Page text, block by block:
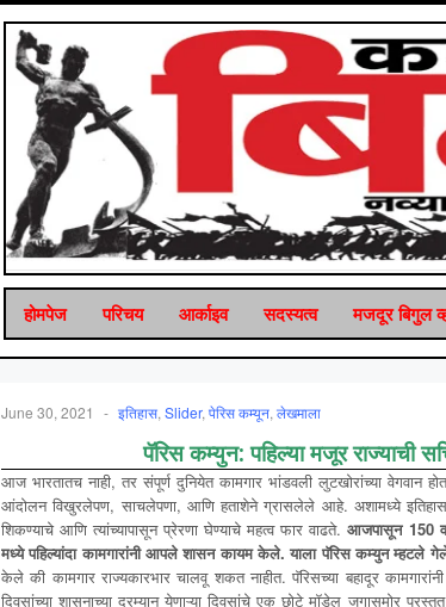
होमपेज परिचय आर्काइव सदस्यत्व मजदूर बिगुल
June 30, 2021 - इतिहास, Slider, पेरिस कम्यून, लेखमाला
पॅरिस कम्युन:पहिल्या मजूर राज्याची
आज भारतातच नाही, तर संपूर्ण दुनियेत कामगार भांडवली लुटखोरांच्या वेगवान
आंदोलन विखुरलेपण, साचलेपणा, आणि हताशेने ग्रासलेले आहे. अशामध्ये
शिकण्याचे आणि त्यांच्यापासून प्रेरणा घेण्याचे महत्व फार वाढते.आजपासून150
मध्ये पहिल्यांदा कामगारांनी आपले शासन कायम केले.याला पॅरिस कम्युन म्हटले
केले की कामगार राज्यकारभार चालवू शकत नाहीत. पॅरिसच्या बहादूर
दिवसांच्या शासनाच्या दरम्यान येणाऱ्या दिवसांचे एक छोटे मॉडेल जगासमोर